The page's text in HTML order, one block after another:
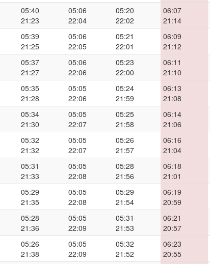
05:40
21:23
05:06
22:04
05:20
22:02
06:07
21:14
05:39
21:25
05:06
22:05
05:21
22:01
06:09
21:12
05:37
21:27
05:06
22:06
05:23
22:00
06:11
21:10
05:35
21:28
05:05
22:06
05:24
21:59
06:13
21:08
05:34
21:30
05:05
22:07
05:25
21:58
06:14
21:06
05:32
21:32
05:05
22:07
05:26
21:57
06:16
21:04
05:31
21:33
05:05
22:08
05:28
21:56
06:18
21:01
05:29
21:35
05:05
22:08
05:29
21:54
06:19
20:59
05:28
21:36
05:05
22:09
05:31
21:53
06:21
20:57
05:26
21:38
05:05
22:09
05:32
21:52
06:23
20:55